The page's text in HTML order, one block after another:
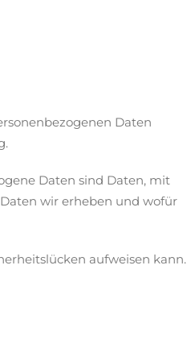
Daten
Daten sind Daten, mit
wir erheben und wofür
aufweisen kann.